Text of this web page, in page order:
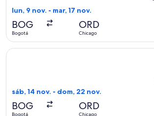
lun, 9 nov. - mar, 17 nov.
BOG
Bogotá
ORD
Chicago
sáb, 14 nov. - dom, 22 nov.
BOG
Bogotá
ORD
Chicago
Seleccionar vuelo de Volaris, con salida